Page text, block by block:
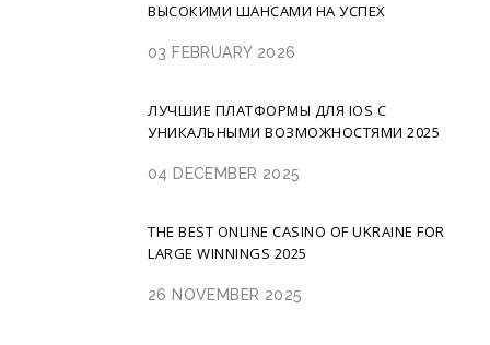
ВЫСОКИМИ ШАНСАМИ НА УСПЕХ
03 FEBRUARY 2026
ЛУЧШИЕ ПЛАТФОРМЫ ДЛЯ IOS С
УНИКАЛЬНЫМИ ВОЗМОЖНОСТЯМИ 2025
04 DECEMBER 2025
THE BEST ONLINE CASINO OF UKRAINE FOR
LARGE WINNINGS 2025
26 NOVEMBER 2025